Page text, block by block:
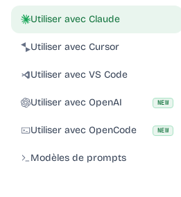
Utiliser avec Claude
Utiliser avec Cursor
Utiliser avec VS Code
Utiliser avec OpenAI NEW
Utiliser avec OpenCode NEW
Modèles de prompts